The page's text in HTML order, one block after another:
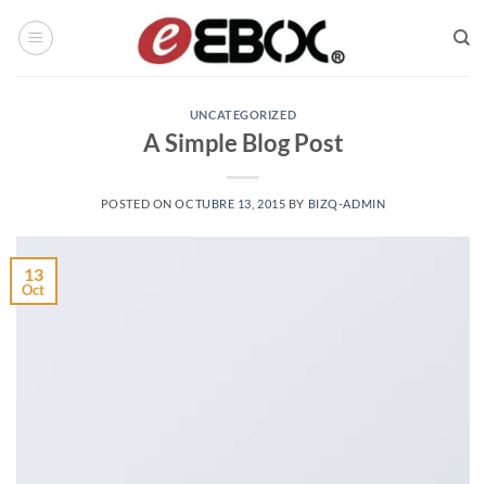
UNCATEGORIZED
A Simple Blog Post
POSTED ONOCTUBRE 13, 2015 BY BIZQ-ADMIN
13
Oct